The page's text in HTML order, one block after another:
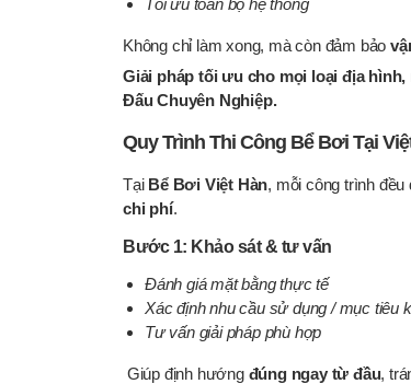
Tối ưu toàn bộ hệ thống
Không chỉ làm xong, mà còn đảm bảo
Giải pháp tối ưu cho mọi loại địa
Đấu Chuyên Nghiệp.
Quy Trình Thi Công Bể Bơi Tại
Tại Bể Bơi Việt Hàn, mỗi công trình
chi phí.
Bước 1: Khảo sát & tư vấn
Đánh giá mặt bằng thực tế
Xác định nhu cầu sử dụng / mục tiêu
Tư vấn giải pháp phù hợp
Giúp định hướng đúng ngay từ đầu,